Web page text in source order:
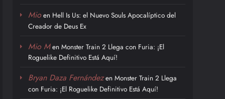
Mioen Hell Is Us: el Nuevo Souls Apocalíptico del
Creador de Deus Ex
Mio MenMonster Train 2 Llega con Furia: ¡El
Roguelike Definitivo Está Aquí!
Bryan Daza FernándezenMonster Train 2 Llega
con Furia: ¡El Roguelike Definitivo Está Aquí!